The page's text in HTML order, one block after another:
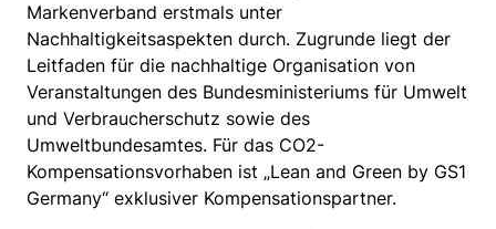
Markenverband erstmals unter
Nachhaltigkeitsaspekten durch. Zugrunde liegt der
Leitfaden für die nachhaltige Organisation von
Veranstaltungen des Bundesministeriums für Umwelt
und Verbraucherschutz sowie des
Umweltbundesamtes. Für das CO2-
Kompensationsvorhaben ist „Lean and Green by GS1
Germany“ exklusiver Kompensationspartner.